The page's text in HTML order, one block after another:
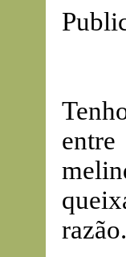
razão.